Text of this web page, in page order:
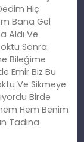
Hiç
Bana Gel
Aldı Ve
Sonra
Bileğime
Emir Biz Bu
Ve Sikmeye
Birde
Hem Benim
Tadına